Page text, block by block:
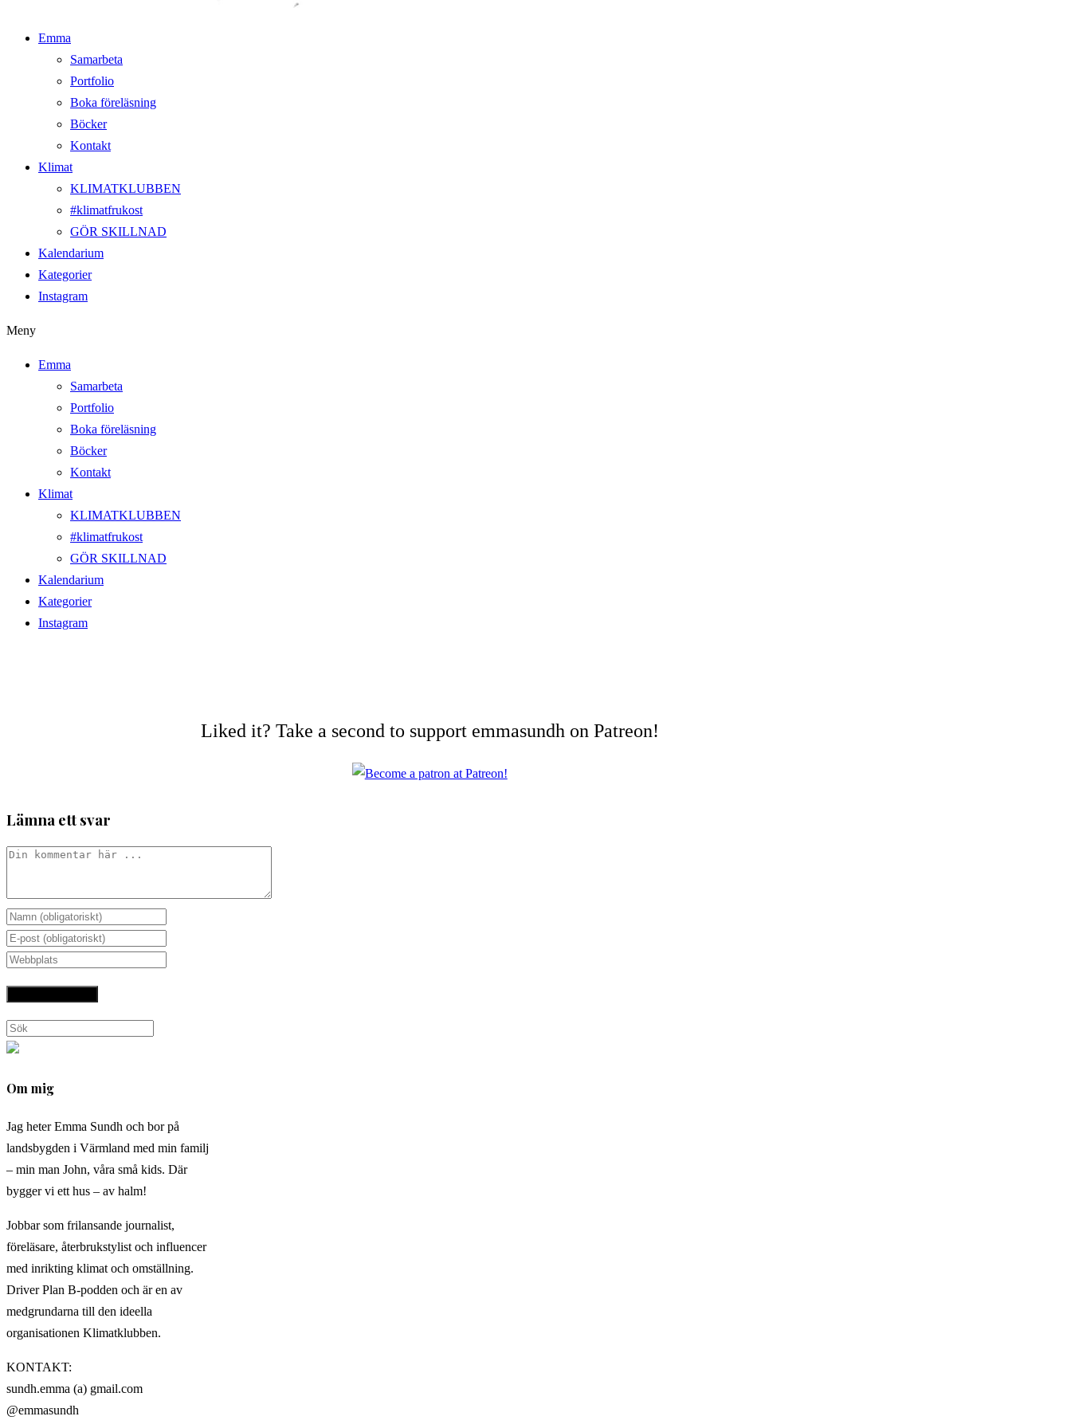
Emma
Samarbeta
Portfolio
Boka föreläsning
Böcker
Kontakt
Klimat
KLIMATKLUBBEN
#klimatfrukost
GÖR SKILLNAD
Kalendarium
Kategorier
Instagram
Meny
Emma
Samarbeta
Portfolio
Boka föreläsning
Böcker
Kontakt
Klimat
KLIMATKLUBBEN
#klimatfrukost
GÖR SKILLNAD
Kalendarium
Kategorier
Instagram
Liked it? Take a second to support emmasundh on Patreon!
Lämna ett svar
Kommentar
Ange
ditt
namn
användarnamn
för
att
Ange
din
postadress
för
att
Ange
till
din
webbplats
Sök
på
webbplats
Om mig
Jag heter Emma Sundh och bor på
landsbygden i Värmland med min familj
– min man John, våra små kids. Där
bygger vi ett hus – av halm!
Jobbar som frilansande journalist,
föreläsare, återbrukstylist och influencer
med inrikting klimat och omställning.
Driver Plan B-podden och är en av
medgrundarna till den ideella
organisationen Klimatklubben.
KONTAKT:
sundh.emma (a) gmail.com
@emmasundh